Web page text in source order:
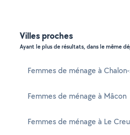
Villes proches
Ayant le plus de résultats, dans le même
Femmes de ménage à
Femmes de ménage à Mâcon
Femmes de ménage à Le